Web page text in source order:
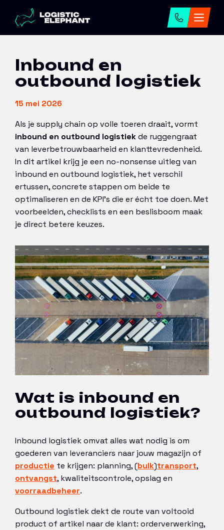
Home →Artikelen
Inbound en outbound
logistiek
Inbound en
outbound logistiek
15 mei 2026
Als je supply chain op volle toeren draait, vormt
inbound en outbound logistiekde ruggengraat
van leverbetrouwbaarheid en klanttevredenheid.
In dit artikel krijg je een no-nonsense uitleg van
inbound en outbound logistiek, het verschil
ertussen, concrete stappen om beide te
optimaliseren en de KPI’s die er écht toe doen. Met
voorbeelden, checklists en een beslisboom maak
je direct betere keuzes.
Wat is inbound en
outbound logistiek?
Inbound logistiek omvat alles wat nodig is om
goederen van leveranciers naar jouw magazijn of
productie te krijgen: planning, (bulk)transport,
ontvangst, kwaliteitscontrole, opslag en
voorraadbeheer.
Outbound logistiek dekt de route van voltooid
product of artikel naar de klant: orderverwerking,